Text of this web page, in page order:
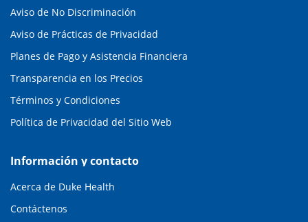
Aviso de No Discriminación
Aviso de Prácticas de Privacidad
Planes de Pago y Asistencia Financiera
Transparencia en los Precios
Términos y Condiciones
Política de Privacidad del Sitio Web
Información y contacto
Acerca de Duke Health
Contáctenos